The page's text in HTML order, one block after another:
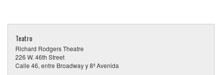
Teatro
Richard Rodgers Theatre
226 W. 46th Street
Calle 46, entre Broadway y 8ª Avenida